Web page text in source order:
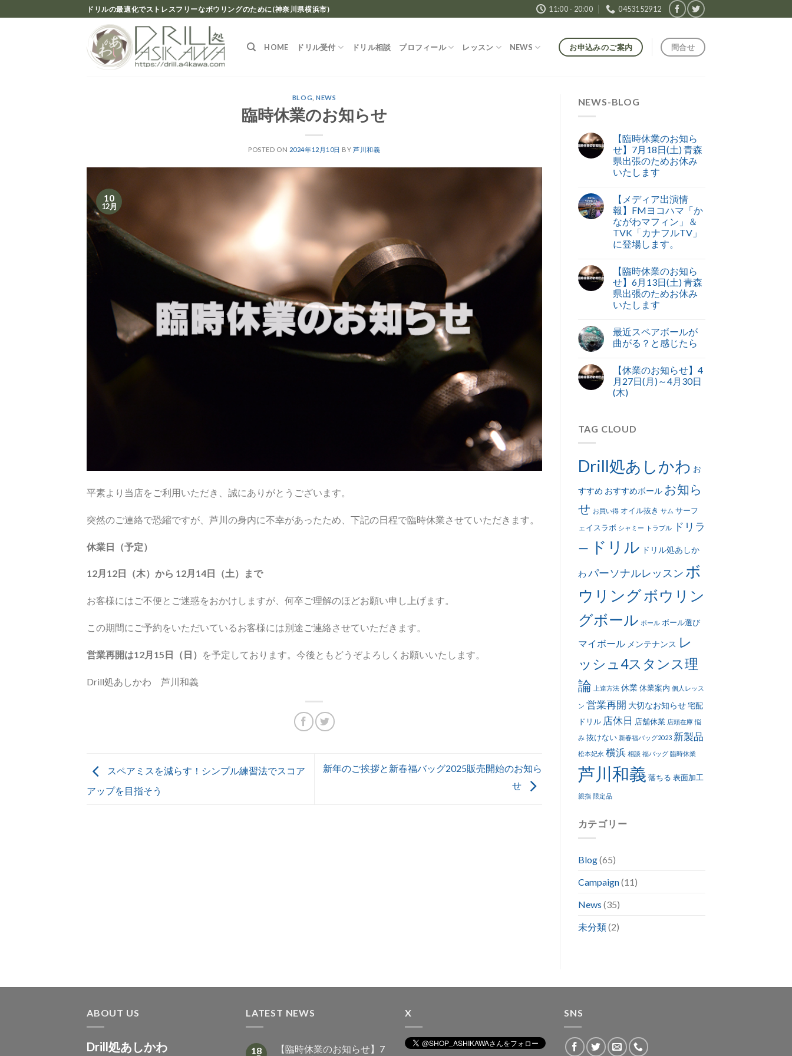
to
ドリルの最適化でストレスフリーなボウリングのために(神奈川県横浜市) 11:00 - 20:00 0453152912
HOME ドリル受付 ドリル相談 プロフィール レッスン NEWS お申込みのご案内 問合せ
BLOG ,NEWS
臨時休業のお知らせ
POSTED ON 2024年12月10日 BY芦川和義
10
12月
平素より当店をご利用いただき、誠にありがとうございます。
突然のご連絡で恐縮ですが、芦川の身内に不幸があったため、下記の日程で臨時休業させていただきます。
休業日（予定）
12月12日（木）から 12月14日（土）まで
お客様にはご不便とご迷惑をおかけしますが、何卒ご理解のほどお願い申し上げます。
この期間にご予約をいただいているお客様には別途ご連絡させていただきます。
営業再開は12月15日（日） を予定しております。今後ともどうぞよろしくお願いいたします。
Drill処あしかわ 芦川和義
スペアミスを減らす！シンプル練習法でスコア
アップを目指そう
新年のご挨拶と新春福バッグ2025販売開始のお知ら
せ
NEWS-BLOG
【臨時休業のお知ら
せ】7月18日(土) 青森
県出張のためお休み
いたします
【メディア出演情
報】FMヨコハマ「か
ながわマフィン」＆
TVK「カナフルTV」
に登場します。
【臨時休業のお知ら
せ】6月13日(土) 青森
県出張のためお休み
いたします
最近スペアボールが
曲がる？と感じたら
【休業のお知らせ】4
月27日(月)～4月30日
(木)
TAG CLOUD
Drill処あしかわ お
すすめ おすすめボール お知ら
せ お買い得 オイル抜き サム サーフ
ェイスラボ シャミー トラブル
ドリラ
ー ドリル ドリル処あしか
わ パーソナルレッスン ボ
ウリングボウリン
グボール ボール ボール選び
マイボール メンテナンス レ
ッシュ4スタンス理
論
上達方法 休業 休業案内 個人レッス
ン 営業再開 大切なお知らせ 宅配
ドリル 店休日 店舗休業 店頭在庫 悩
み 抜けない 新春福バッグ2023 新製品
松本妃永 横浜 相談 福バッグ 臨時休業
芦川和義 落ちる 表面加工
親指 限定品
カテゴリー
Blog(65)
Campaign(11)
News (35)
未分類(2)
ABOUT US
Drill処あしかわ
LATEST NEWS
18
【臨時休業のお知らせ】7
X SNS